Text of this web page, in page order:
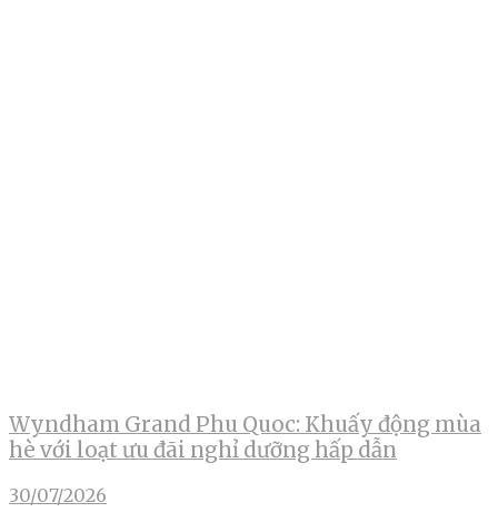
Wyndham Grand Phu Quoc: Khuấy động mùa
hè với loạt ưu đãi nghỉ dưỡng hấp dẫn
30/07/2026